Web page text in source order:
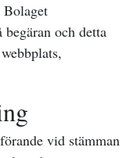
Bolaget
och detta
vid stämman